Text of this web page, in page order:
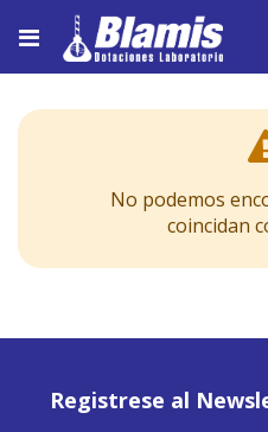
Saltar
a
Contenido
No podemos
coincidan
Registrese al